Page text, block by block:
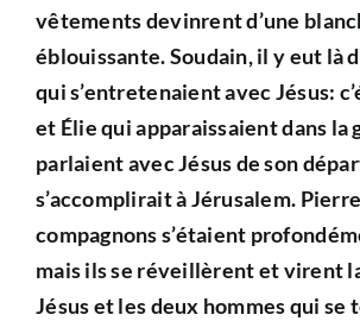
vêtements devinrent d’une
éblouissante. Soudain, il y eut là
qui s’entretenaient avec Jésus:
et Élie qui apparaissaient dans la
parlaient avec Jésus de son
s’accomplirait à Jérusalem.
compagnons s’étaient
mais ils se réveillèrent et virent
Jésus et les deux hommes qui se